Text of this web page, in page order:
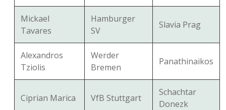
Mickael
Tavares
Hamburger
SV
Slavia Prag
Alexandros
Tziolis
Werder
Bremen
Panathinaikos
Ciprian Marica VfB Stuttgart
Schachtar
Donezk